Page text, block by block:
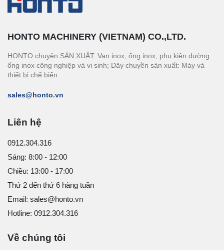
HONTO MACHINERY (VIETNAM) CO.,LTD.
HONTO chuyên SẢN XUẤT: Van inox, ống inox; phụ kiện đường
ống inox công nghiệp và vi sinh; Dây chuyền sản xuất: Máy và
thiết bị chế biến.
sales@honto.vn
Liên hệ
0912.304.316
Sáng: 8:00 - 12:00
Chiều: 13:00 - 17:00
Thứ 2 đến thứ 6 hàng tuần
Email: sales@honto.vn
Hotline: 0912.304.316
Về chúng tôi